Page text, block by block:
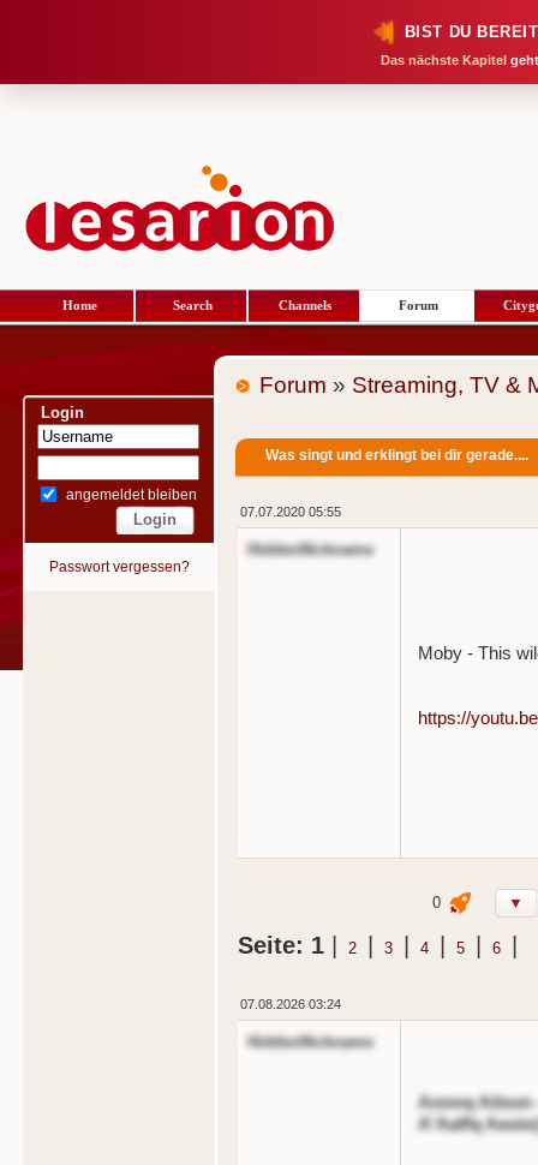
BIST DU
Das nächste Kapitel
Home Search Channels Forum
Login
angemeldet bleiben
Passwort vergessen?
Forum » Streaming, TV &
Was singt und erklingt bei dir gerade....
07.07.2020 05:55
HiddenNickname
Moby - This
https://
▼
0
Seite: 1 2 3 4 5 6
07.08.2026 03:24
HiddenNickname
Annnq Ailson
A'Aaffq